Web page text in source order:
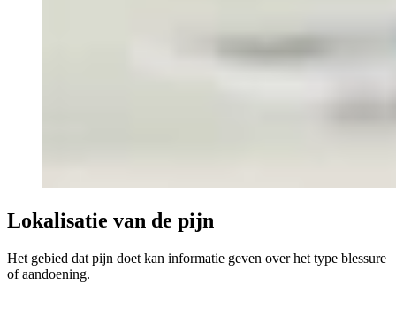
Lokalisatie van de pijn
Het gebied dat pijn doet kan informatie geven over het type blessure
of aandoening.